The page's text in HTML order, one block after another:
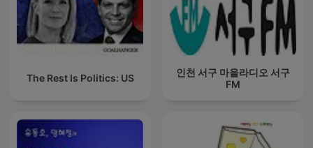
The Rest Is Politics: US
인천 서구 마을라디오 서구
FM